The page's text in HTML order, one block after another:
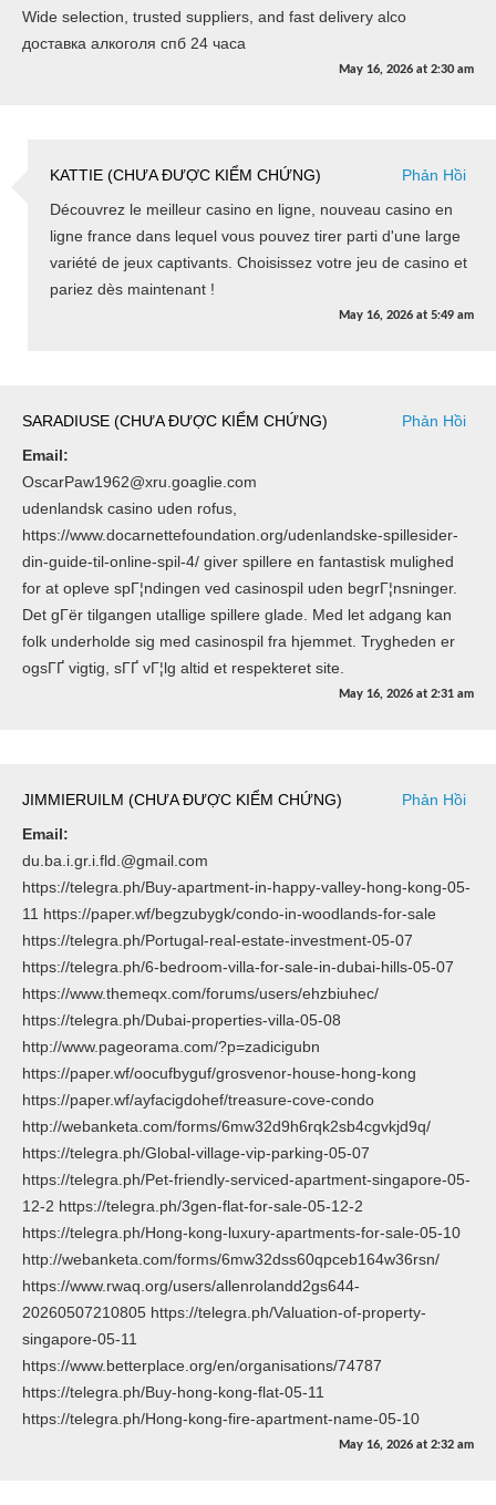
Wide selection, trusted suppliers, and fast delivery alco
доставка алкоголя спб 24 часа
May 16, 2026 at 2:30 am
KATTIE (CHƯA ĐƯỢC KIỂM CHỨNG)
Phản Hồi
Découvrez le meilleur casino en ligne, nouveau casino en
ligne france dans lequel vous pouvez tirer parti d'une large
variété de jeux captivants. Choisissez votre jeu de casino et
pariez dès maintenant !
May 16, 2026 at 5:49 am
SARADIUSE (CHƯA ĐƯỢC KIỂM CHỨNG)
Phản Hồi
Email:
OscarPaw1962@xru.goaglie.com
udenlandsk casino uden rofus,
https://www.docarnettefoundation.org/udenlandske-spillesider-
din-guide-til-online-spil-4/ giver spillere en fantastisk mulighed
for at opleve spГ¦ndingen ved casinospil uden begrГ¦nsninger.
Det gГёr tilgangen utallige spillere glade. Med let adgang kan
folk underholde sig med casinospil fra hjemmet. Trygheden er
ogsГҐ vigtig, sГҐ vГ¦lg altid et respekteret site.
May 16, 2026 at 2:31 am
JIMMIERUILM (CHƯA ĐƯỢC KIỂM CHỨNG)
Phản Hồi
Email:
du.ba.i.gr.i.fld.@gmail.com
https://telegra.ph/Buy-apartment-in-happy-valley-hong-kong-05-
11 https://paper.wf/begzubygk/condo-in-woodlands-for-sale
https://telegra.ph/Portugal-real-estate-investment-05-07
https://telegra.ph/6-bedroom-villa-for-sale-in-dubai-hills-05-07
https://www.themeqx.com/forums/users/ehzbiuhec/
https://telegra.ph/Dubai-properties-villa-05-08
http://www.pageorama.com/?p=zadicigubn
https://paper.wf/oocufbyguf/grosvenor-house-hong-kong
https://paper.wf/ayfacigdohef/treasure-cove-condo
http://webanketa.com/forms/6mw32d9h6rqk2sb4cgvkjd9q/
https://telegra.ph/Global-village-vip-parking-05-07
https://telegra.ph/Pet-friendly-serviced-apartment-singapore-05-
12-2 https://telegra.ph/3gen-flat-for-sale-05-12-2
https://telegra.ph/Hong-kong-luxury-apartments-for-sale-05-10
http://webanketa.com/forms/6mw32dss60qpceb164w36rsn/
https://www.rwaq.org/users/allenrolandd2gs644-
20260507210805 https://telegra.ph/Valuation-of-property-
singapore-05-11
https://www.betterplace.org/en/organisations/74787
https://telegra.ph/Buy-hong-kong-flat-05-11
https://telegra.ph/Hong-kong-fire-apartment-name-05-10
May 16, 2026 at 2:32 am